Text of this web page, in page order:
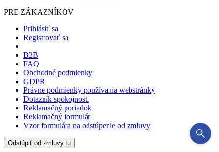
PRE ZÁKAZNÍKOV
Prihlásiť sa
Registrovať sa
B2B
FAQ
Obchodné podmienky
GDPR
Právne podmienky používania webstránky
Dotazník spokojnosti
Reklamačný poriadok
Reklamačný formulár
Vzor formulára na odstúpenie od zmluvy
Odstúpiť od zmluvy tu